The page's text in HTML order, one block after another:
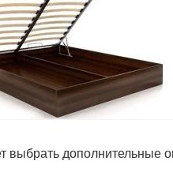
выбрать дополнительные